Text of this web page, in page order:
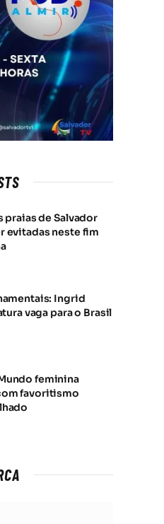
praias de Salvador
evitadas neste fim
Ingrid
vaga para o Brasil
feminina
favoritismo